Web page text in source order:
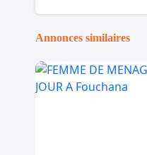
Annonces similaires